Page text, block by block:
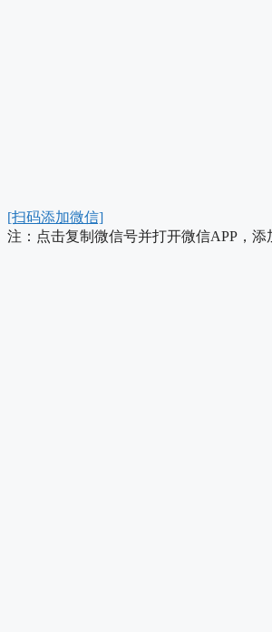
[扫码添加微信]
注：点击复制微信号并打开微信APP，添